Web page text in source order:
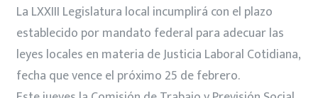
La LXXIII Legislatura local incumplirá con el plazo
establecido por mandato federal para adecuar las
leyes locales en materia de Justicia Laboral Cotidiana,
fecha que vence el próximo 25 de febrero.